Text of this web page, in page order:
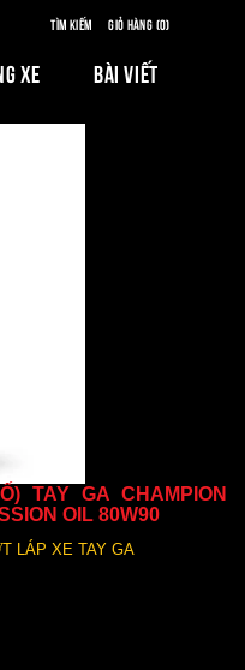
Tìm kiếm Giỏ hàng (0)
XE BÀI VIẾT
TAY GA CHAMPION
OIL 80W90
LÁP XE TAY GA